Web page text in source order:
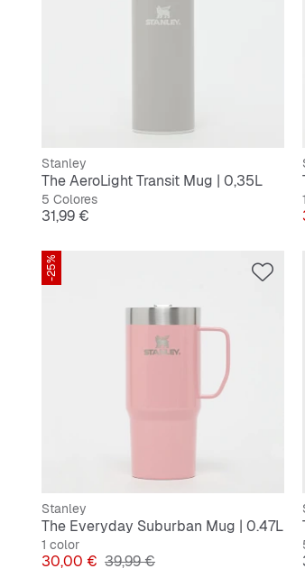
Stanley
The AeroLight Transit Mug | 0,35L
5 Colores
Precio
31,99 €
-25%
Stanley
The Everyday Suburban Mug | 0.47L
1 color
Precio
30,00 € Precio original
39,99 €